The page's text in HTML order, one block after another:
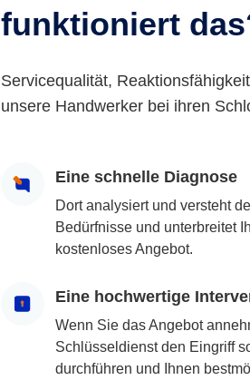
funktioniert
Servicequalität,
unsere Handwerker bei ihren
Eine schnelle Diagnose
Dort analysiert und versteht
Bedürfnisse und unterbreitet
kostenloses Angebot.
Eine hochwertige
Wenn Sie das Angebot
Schlüsseldienst den Eingriff
durchführen und Ihnen